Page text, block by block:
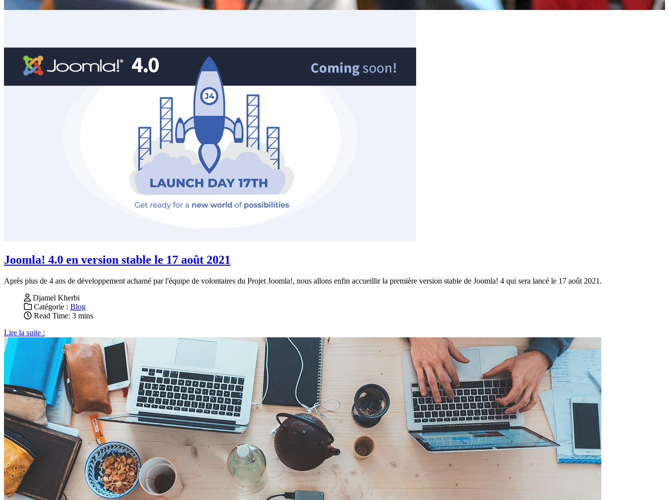
Joomla! 4.0 en version stable le 17 août 2021
Après plus de 4 ans de développement acharné par l'équipe de volontaires du Projet Joomla!, nous allons enfin accueillir la première version stable de Joomla! 4 qui sera lancé le 17 août 2021.
Djamel Kherbi
Catégorie : Blog
Read Time: 3 mins
Lire la suite :